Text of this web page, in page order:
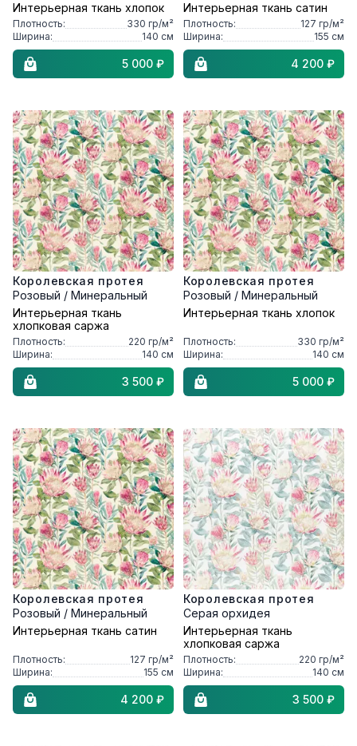
Интерьерная ткань хлопок
Плотность: 330 гр/м²
Ширина:
140 см
5 000 ₽
Интерьерная ткань сатин
Плотность: 127 гр/м²
Ширина:
155 см
4 200 ₽
Королевская протея
Розовый / Минеральный
Интерьерная ткань
хлопковая саржа
Плотность: 220 гр/м²
Ширина:
140 см
3 500 ₽
Королевская протея
Розовый / Минеральный
Интерьерная ткань хлопок
Плотность: 330 гр/м²
Ширина:
140 см
5 000 ₽
Королевская протея
Розовый / Минеральный
Интерьерная ткань сатин
Плотность: 127 гр/м²
Ширина:
155 см
4 200 ₽
Королевская протея
Серая орхидея
Интерьерная ткань
хлопковая саржа
Плотность: 220 гр/м²
Ширина:
140 см
3 500 ₽